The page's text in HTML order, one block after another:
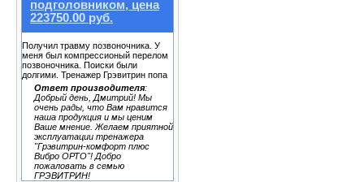
подголовником, цена
223750.00 руб.
Получил травму позвоночника. У
меня был компрессионый перелом
позвоночника. Поиски были
долгими. Тренажер Грэвитрин попа
Ответ производителя:
Добрый день, Дмитрий! Мы
очень рады, что Вам нравится
наша продукция и мы ценим
Ваше мнение. Желаем приятной
эксплуатации тренажера
"Грэвитрин-комфорт плюс
Вибро ОРТО"! Добро
пожаловать в семью
ГРЭВИТРИН!